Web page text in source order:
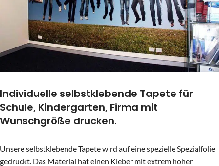
Individuelle selbstklebende Tapete für
Schule, Kindergarten, Firma mit
Wunschgröße drucken.
Unsere selbstklebende Tapete wird auf eine spezielle Spezialfolie
gedruckt. Das Material hat einen Kleber mit extrem hoher